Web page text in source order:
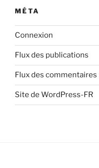
MÉTA
Connexion
Flux des publications
Flux des commentaires
Site de WordPress-FR